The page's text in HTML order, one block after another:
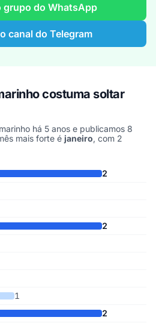
grupo do WhatsApp
canal do Telegram
costuma soltar
há 5 anos e publicamos 8
mais forte é janeiro, com 2
publicados por mês, somando os
médio
2
2
1
2